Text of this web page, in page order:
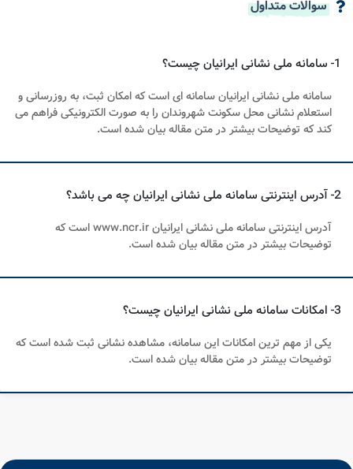
سوالات متداول
1- سامانه ملی نشانی ایرانیان چیست؟
سامانه ملی نشانی ایرانیان سامانه ای است که امکان ثبت، به روزرسانی و
استعلام نشانی محل سکونت شهروندان را به صورت الکترونیکی فراهم می
کند که توضیحات بیشتر در متن مقاله بیان شده است.
2- آدرس اینترنتی سامانه ملی نشانی ایرانیان چه می باشد؟
آدرس اینترنتی سامانه ملی نشانی ایرانیان www.ncr.ir است که
توضیحات بیشتر در متن مقاله بیان شده است.
3- امکانات سامانه ملی نشانی ایرانیان چیست؟
یکی از مهم ترین امکانات این سامانه، مشاهده نشانی ثبت شده است که
توضیحات بیشتر در متن مقاله بیان شده است.